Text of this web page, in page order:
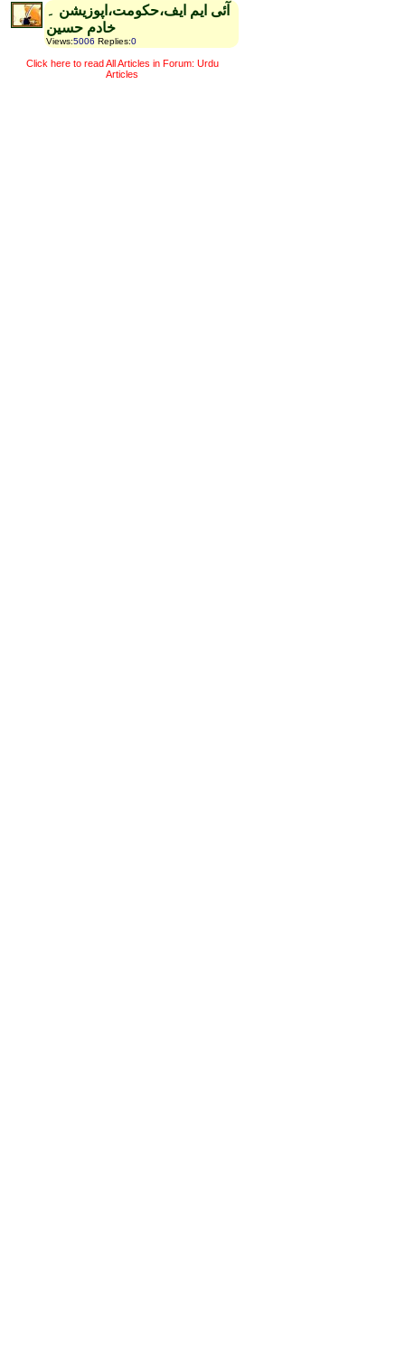
آئی ایم ایف،حکومت،اپوزیشن ۔
خادم حسین
Views:5006 Replies:0
Click here to read All Articles in Forum: Urdu
Articles